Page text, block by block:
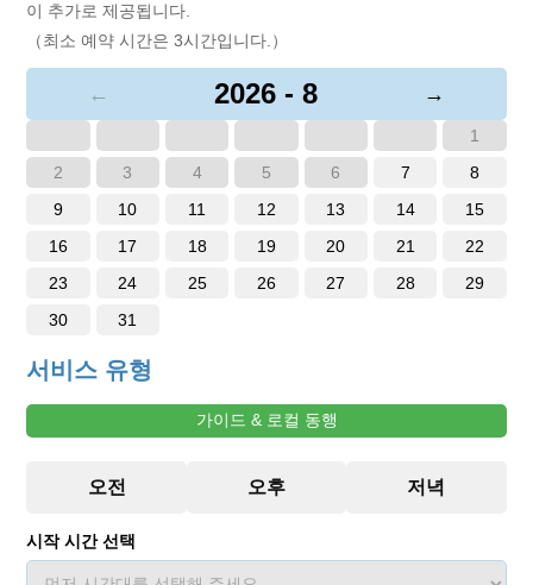
이 추가로 제공됩니다.
（최소 예약 시간은 3시간입니다.）
← 2026 - 8 →
1
2
3 4 5 6 7
8
9
10 11 12 13 14
15
16
17 18 19 20 21
22
23
24 25 26 27 28
29
30
31
서비스 유형
가이드 & 로컬 동행
시작 시간 선택